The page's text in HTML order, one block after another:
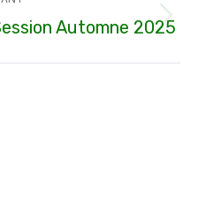
Automne 2025